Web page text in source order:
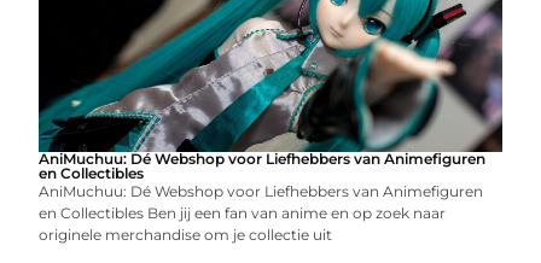
AniMuchuu: Dé Webshop voor Liefhebbers van Animefiguren
en Collectibles
AniMuchuu: Dé Webshop voor Liefhebbers van Animefiguren
en Collectibles Ben jij een fan van anime en op zoek naar
originele merchandise om je collectie uit